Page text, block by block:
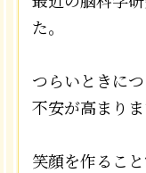
た。
つらいときに
不安が高まりま
笑顔を作るこ